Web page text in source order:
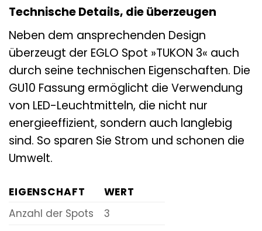
Technische Details, die überzeugen
Neben dem ansprechenden Design
überzeugt der EGLO Spot »TUKON 3« auch
durch seine technischen Eigenschaften. Die
GU10 Fassung ermöglicht die Verwendung
von LED-Leuchtmitteln, die nicht nur
energieeffizient, sondern auch langlebig
sind. So sparen Sie Strom und schonen die
Umwelt.
EIGENSCHAFT
WERT
Anzahl der Spots
3